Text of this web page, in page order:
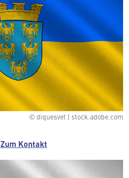
© diquesvet | stock.adobe.com
Zum Kontakt